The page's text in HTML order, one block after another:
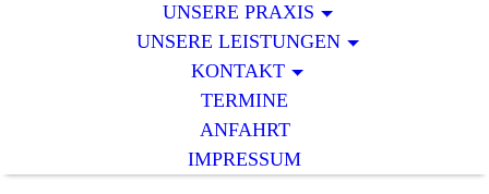
UNSERE PRAXIS
UNSERE LEISTUNGEN
KONTAKT
TERMINE
ANFAHRT
IMPRESSUM